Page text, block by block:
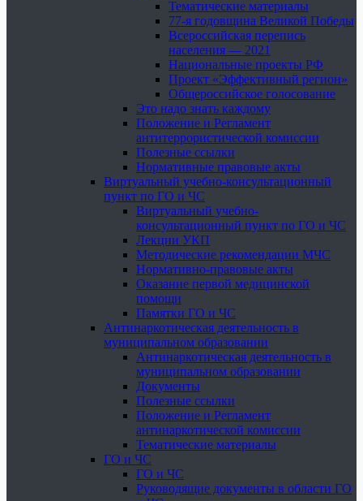
Тематические материалы
77-я годовщина Великой Победы
Всероссийская перепись
населения — 2021
Национальные проекты РФ
Проект «Эффективный регион»
Общероссийское голосование
Это надо знать каждому
Положение и Регламент
антитеррористической комиссии
Полезные ссылки
Нормативные правовые акты
Виртуальный учебно-консультационный
пункт по ГО и ЧС
Виртуальный учебно-
консультационный пункт по ГО и ЧС
Лекции УКП
Методические рекомендации МЧС
Нормативно-правовые акты
Оказание первой медицинской
помощи
Памятки ГО и ЧС
Антинаркотическая деятельность в
муниципальном образовании
Антинаркотическая деятельность в
муниципальном образовании
Документы
Полезные ссылки
Положение и Регламент
антинаркотической комиссии
Тематические материалы
ГО и ЧС
ГО и ЧС
Руководящие документы в области ГО